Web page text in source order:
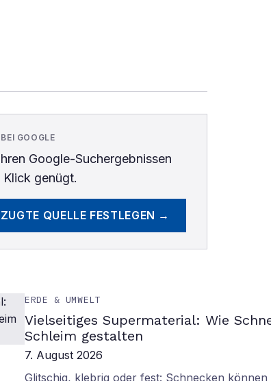
GOOGLE
Google-Suchergebnissen
genügt.
QUELLE FESTLEGEN →
ERDE & UMWELT
Vielseitiges Supermaterial: Wie
Schleim gestalten
7. August 2026
Glitschig, klebrig oder fest: Schnecken können